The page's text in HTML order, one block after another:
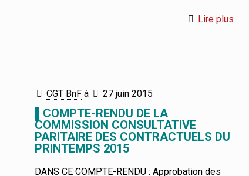
Lire plus
CGT BnF à 27 juin 2015
▌COMPTE-RENDU DE LA
COMMISSION CONSULTATIVE
PARITAIRE DES CONTRACTUELS DU
PRINTEMPS 2015
DANS CE COMPTE-RENDU : Approbation des